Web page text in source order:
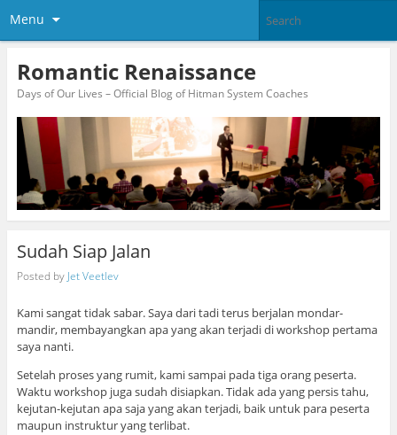
Menu
Romantic Renaissance
Days of Our Lives – Official Blog of Hitman System Coaches
Sudah Siap Jalan
Posted by Jet Veetlev
Kami sangat tidak sabar. Saya dari tadi terus berjalan mondar-
mandir, membayangkan apa yang akan terjadi di workshop pertama
saya nanti.
Setelah proses yang rumit, kami sampai pada tiga orang peserta.
Waktu workshop juga sudah disiapkan. Tidak ada yang persis tahu,
kejutan-kejutan apa saja yang akan terjadi, baik untuk para peserta
maupun instruktur yang terlibat.